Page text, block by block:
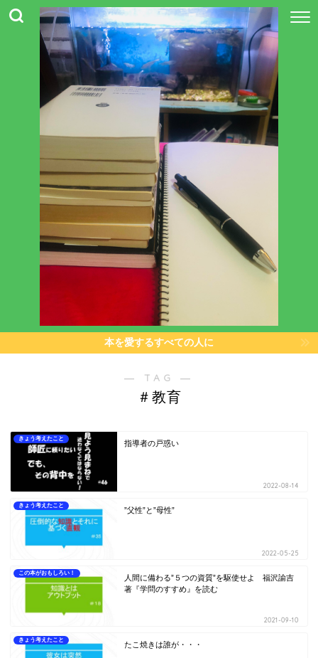
本を愛するすべての人に
― TAG ―
＃教育
きょう考えたこと
指導者の戸惑い
2022-08-14
きょう考えたこと
”父性”と”母性”
2022-05-25
この本がおもしろい！
人間に備わる”５つの資質”を駆使せよ 福沢諭吉
著『学問のすすめ』を読む
2021-09-10
きょう考えたこと
たこ焼きは誰が・・・